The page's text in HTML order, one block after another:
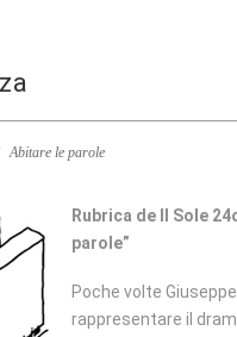
Abitare le parole
Rubrica de Il Sole
parole”
Poche volte
rappresentare il